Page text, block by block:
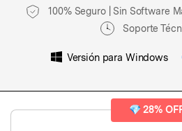
Herramientas Online
Más
Descubre lo mejor de Dr.Fone
100% Seguro | Sin Software
Soporte
Versión para Windows
💎 28%